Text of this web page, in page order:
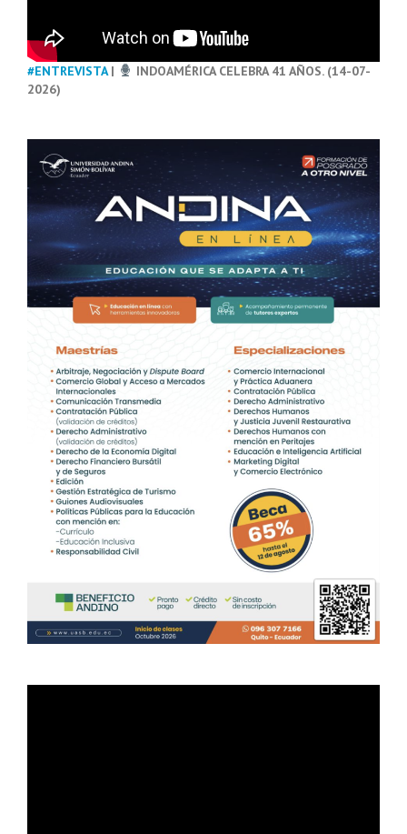
#ENTREVISTA|
INDOAMÉRICA CELEBRA 41 AÑOS. (14-07-
2026)